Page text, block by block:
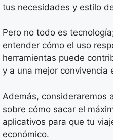
tus necesidades y estilo
Pero no todo es
entender cómo el uso
herramientas puede
y a una mejor convivencia
Además, consideraremos
sobre cómo sacar el
aplicativos para que tu
económico.